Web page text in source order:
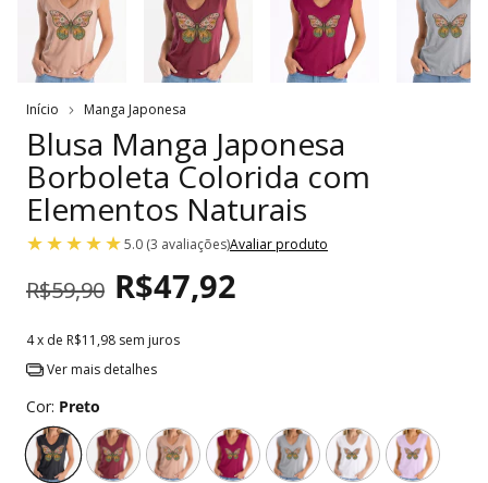
Início Manga Japonesa
Blusa Manga Japonesa
Borboleta Colorida com
Elementos Naturais
5.0 (3 avaliações)Avaliar produto
R$59,90 R$47,92
4x de R$11,98 sem juros
Ver mais detalhes
Cor: Preto